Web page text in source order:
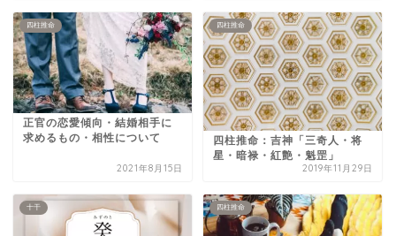
四柱推命
正官の恋愛傾向・結婚相手に
求めるもの・相性について
2021年8月15日
四柱推命
四柱推命：吉神「三奇人・将
星・暗禄・紅艶・魁罡」
2019年11月29日
十干 四柱推命